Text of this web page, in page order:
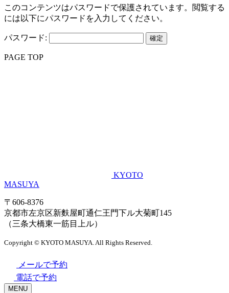
このコンテンツはパスワードで保護されています。閲覧する
には以下にパスワードを入力してください。
パスワード:
PAGE TOP
KYOTO
MASUYA
〒606-8376
京都市左京区新麩屋町通仁王門下ル大菊町145
（三条大橋東一筋目上ル）
Copyright © KYOTO MASUYA. All Rights Reserved.
メールで予約
電話で予約
MENU